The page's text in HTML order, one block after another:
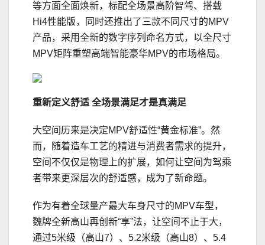
等方面全面焕新，标配全场景高阶智驾、搭载
Hi4性能版，同时还推出了三款不同尺寸的MPV
产品，采用全新的数字序列命名方式，以全尺寸
MPV矩阵重塑高端智能豪华MPV的市场格局。
重新定义舒适 全场景满足才是真满足
大空间历来是决定MPV舒适性“黄金标准”。然
而，随着造车工艺的精进与消费者需求的提升，
空间不仅仅是物理上的扩展，如何让空间为驾乘
者带来更深层次的舒适感，成为了新命题。
作为有着全球量产最大车身尺寸的MPV车型，
魏牌全新高山再创新“享”法，让空间不止于大，
通过5米级（高山7）、5.2米级（高山8）、5.4